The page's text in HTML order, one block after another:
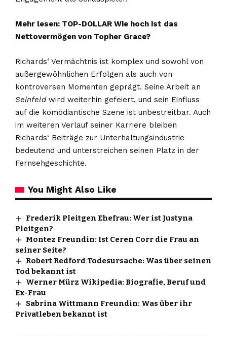
Mehr lesen: TOP-DOLLAR Wie hoch ist das
Nettovermögen von Topher Grace?
Richards‘ Vermächtnis ist komplex und sowohl von
außergewöhnlichen Erfolgen als auch von
kontroversen Momenten geprägt. Seine Arbeit an
Seinfeldwird weiterhin gefeiert, und sein Einfluss
auf die komödiantische Szene ist unbestreitbar. Auch
im weiteren Verlauf seiner Karriere bleiben
Richards‘ Beiträge zur Unterhaltungsindustrie
bedeutend und unterstreichen seinen Platz in der
Fernsehgeschichte.
You Might Also Like
Frederik Pleitgen Ehefrau: Wer ist Justyna
Pleitgen?
Montez Freundin: Ist Ceren Corr die Frau an
seiner Seite?
Robert Redford Todesursache: Was über seinen
Tod bekannt ist
Werner Mürz Wikipedia: Biografie, Beruf und
Ex-Frau
Sabrina Wittmann Freundin: Was über ihr
Privatleben bekannt ist